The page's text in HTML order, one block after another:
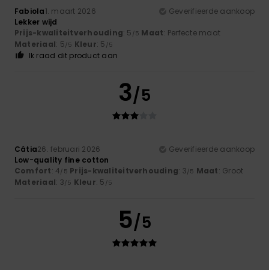
Fabiola1. maart 2026
Geverifieerde aankoop
Lekker wijd
Prijs-kwaliteitverhouding: 5 /5 Maat: Perfecte maat
Materiaal: 5/5 Kleur: 5 /5
Ik raad dit product aan
3/5
Cátia26. februari 2026
Geverifieerde aankoop
Low-quality fine cotton
Comfort: 4/5 Prijs-kwaliteitverhouding: 3/5 Maat: Groot
Materiaal: 3/5 Kleur: 5 /5
5/5